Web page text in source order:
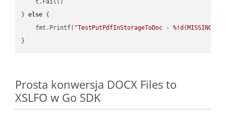
    t.Fail()
} else {
    fmt.Printf(
"TestPutPdfInStorageToDoc - %!d(MISSING)\n"
Prosta konwersja DOCX Files to
XSLFO w Go SDK